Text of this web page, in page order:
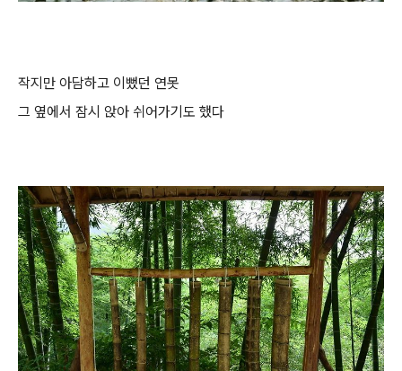
작지만 아담하고 이뻤던 연못
그 옆에서 잠시 앉아 쉬어가기도 했다